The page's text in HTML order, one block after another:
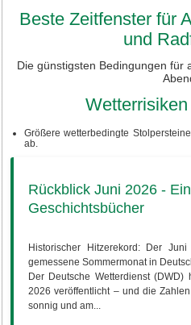
Beste Zeitfenster für
und
Die günstigsten Bedingungen für
Größere wetterbedingte
ab.
Rückblick Juni 2026 -
Geschichtsbücher
Historischer Hitzerekord: Der
gemessene Sommermonat in
Der Deutsche Wetterdienst
2026 veröffentlicht – und die
sonnig und am...